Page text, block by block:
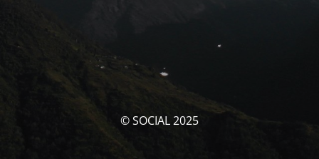
© SOCIAL 2025